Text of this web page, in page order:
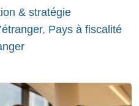
& stratégie
, Pays à fiscalité